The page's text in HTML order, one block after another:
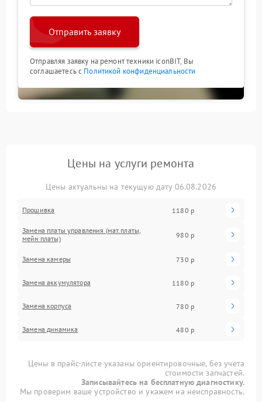
Отправить заявку
Отправляя заявку на ремонт техники iconBIT, Вы
соглашаетесь с Политикой конфиденциальности
Цены на услуги ремонта
Цены актуальны на текущую дату 06.08.2026
Прошивка 1180 р
Замена платы управления (мат.платы,
мейн платы)
980 р
Замена камеры 730 р
Замена аккумулятора 1180 р
Замена корпуса 780 р
Замена динамика 480 р
Цены в прайс-листе указаны ориентировочные, без учета
стоимости запчастей.
Записывайтесь на бесплатную диагностику.
Мы проверим ваше устройство и укажем на неисправность.